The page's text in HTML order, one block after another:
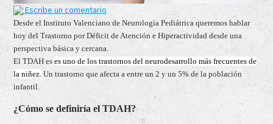
Escribe un comentario
Desde el Instituto Valenciano de Neurología Pediátrica queremos hablar
hoy del Trastorno por Déficit de Atención e Hiperactividad desde una
perspectiva básica y cercana.
El TDAH es es uno de los trastornos del neurodesarrollo másfrecuentes de
la niñez. Un trastorno que afecta a entre un 2 y un 5% de la población
infantil.
¿Cómo se definiría el TDAH?